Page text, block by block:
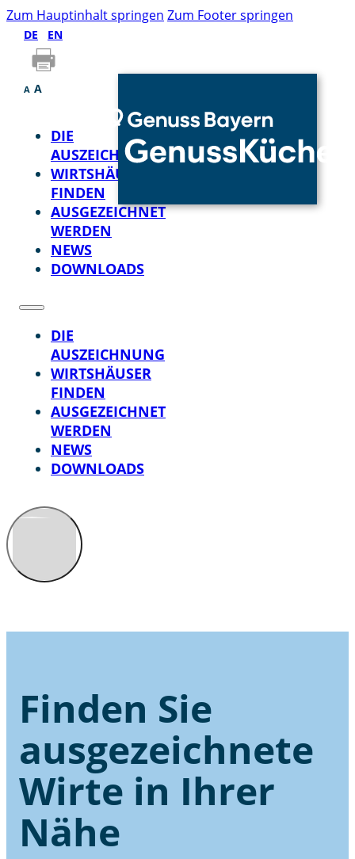
Zum Hauptinhalt springen Zum Footer springen
DE EN
A A
DIE
AUSZEICHNUNG
WIRTSHÄUSER
FINDEN
AUSGEZEICHNET
WERDEN
NEWS
DOWNLOADS
DIE
AUSZEICHNUNG
WIRTSHÄUSER
FINDEN
AUSGEZEICHNET
WERDEN
NEWS
DOWNLOADS
Finden Sie
ausgezeichnete
Wirte in Ihrer
Nähe